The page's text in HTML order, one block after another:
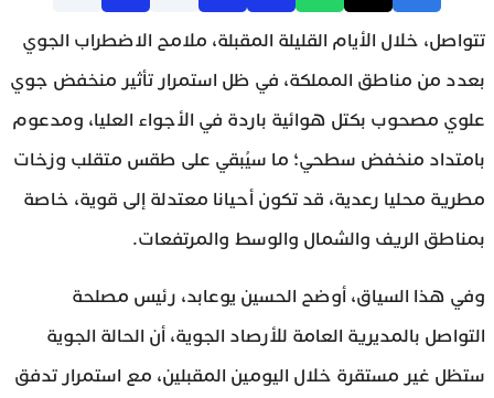
تتواصل، خلال الأيام القليلة المقبلة، ملامح الاضطراب الجوي
بعدد من مناطق المملكة، في ظل استمرار تأثير منخفض جوي
علوي مصحوب بكتل هوائية باردة في الأجواء العليا، ومدعوم
بامتداد منخفض سطحي؛ ما سيُبقي على طقس متقلب وزخات
مطرية محليا رعدية، قد تكون أحيانا معتدلة إلى قوية، خاصة
بمناطق الريف والشمال والوسط والمرتفعات.
وفي هذا السياق، أوضح الحسين يوعابد، رئيس مصلحة
التواصل بالمديرية العامة للأرصاد الجوية، أن الحالة الجوية
ستظل غير مستقرة خلال اليومين المقبلين، مع استمرار تدفق